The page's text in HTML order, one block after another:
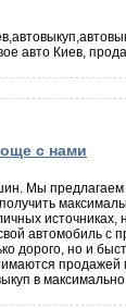
авто Киев,
с нами
Мы
источниках,
автомобиль
но и
в